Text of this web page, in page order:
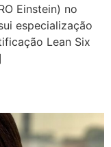
Einstein) no
especialização
Lean Six